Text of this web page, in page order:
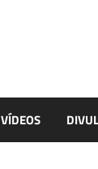
VÍDEOS